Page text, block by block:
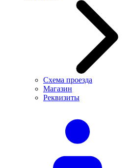
Схема проезда
Магазин
Реквизиты